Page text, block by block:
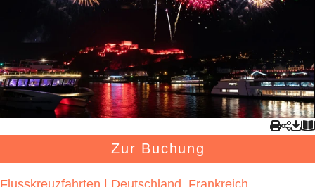
Zur Buchung
Flusskreuzfahrten | Deutschland, Frankreich